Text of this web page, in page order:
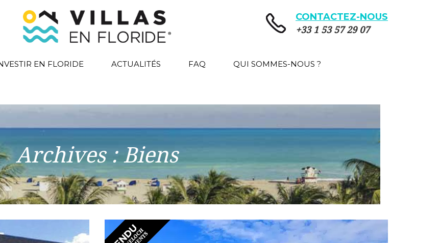
CONTACTEZ-NOUS
+33 1 53 57 29 07
EN FLORIDE ACTUALITÉS FAQ QUI SOMMES-NOUS ?
Archives :Biens